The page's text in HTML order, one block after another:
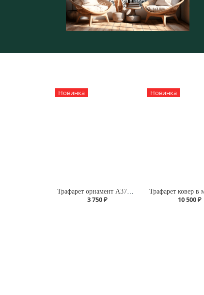
Новинка
Трафарет орнамент А370/105
3 750 ₽
Новинка
10 500 ₽